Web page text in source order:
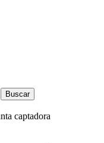
Buscar
captadora